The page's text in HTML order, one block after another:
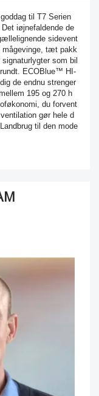
til T7 Serien
iøjnefaldende de
sidevent
mågevinge, tæt pakk
som bil
ECOBlue™ HI-
de endnu strenger
195 og 270 h
du forvent
gør hele d
til den mode